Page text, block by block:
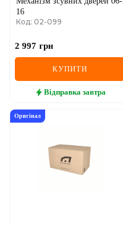
16
Код: 02-099
2 997 грн
КУПИТИ
Відправка завтра
Оригінал